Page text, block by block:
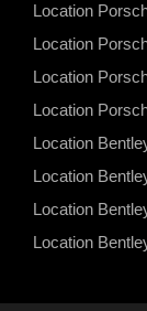
Location
Location
Location
Location
Location
Location
Location
Location